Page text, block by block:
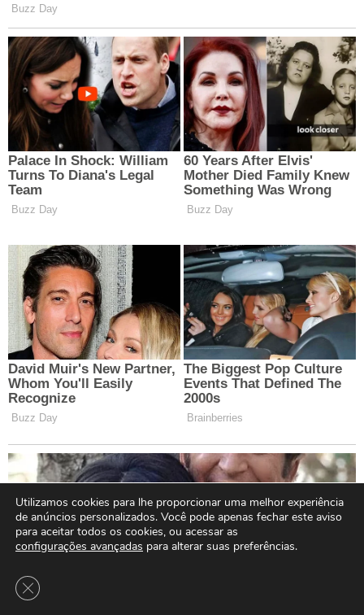
Utilizamos cookies para lhe proporcionar uma melhor experiência
de anúncios personalizados. Você pode apenas fechar este aviso
para aceitar todos os cookies, ou acessar as
configurações avançadas para alterar suas preferências.
Close GDPR Cookie Banner